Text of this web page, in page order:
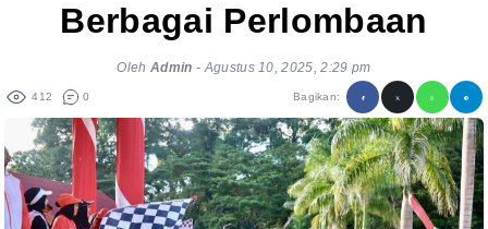
Berbagai Perlombaan
OlehAdmin -Agustus 10, 2025, 2:29 pm
412 0 Bagikan: